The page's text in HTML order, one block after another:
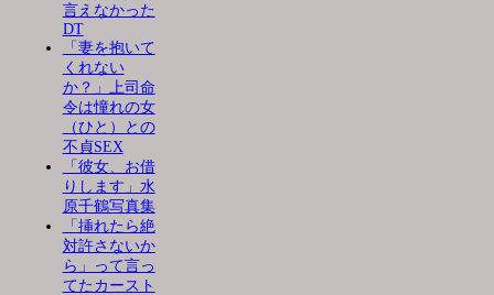
言えなかった
DT
「妻を抱いて
くれない
か？」上司命
令は憧れの女
（ひと）との
不貞SEX
「彼女、お借
りします」水
原千鶴写真集
「挿れたら絶
対許さないか
ら」って言っ
てたカースト